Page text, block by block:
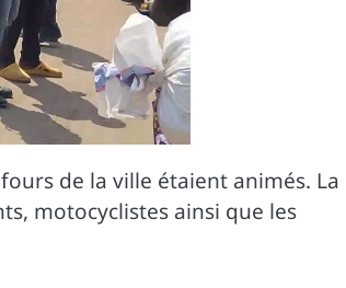
de la ville étaient animés. La
motocyclistes ainsi que les